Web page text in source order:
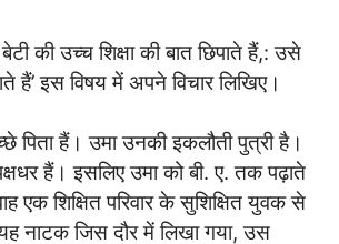
की उच्च शिक्षा की बात छिपाते हैं,: उसे
हैं’ इस विषय में अपने विचार लिखिए।
पिता हैं। उमा उनकी इकलौती पुत्री है।
हैं। इसलिए उमा को बी. ए. तक पढ़ाते
एक शिक्षित परिवार के सुशिक्षित युवक से
नाटक जिस दौर में लिखा गया, उस